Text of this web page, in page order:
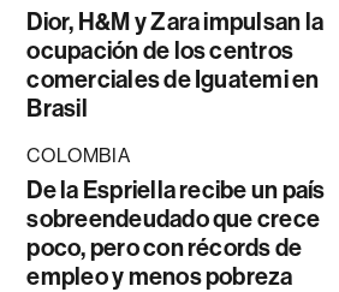
Dior, H&M y Zara impulsan la
ocupación de los centros
comerciales de Iguatemi en
Brasil
COLOMBIA
De la Espriella recibe un país
sobreendeudado que crece
poco, pero con récords de
empleo y menos pobreza